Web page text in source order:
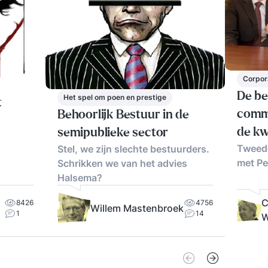
8426
1
Het spel om poen en prestige
Behoorlijk Bestuur in de
semipublieke sector
Stel, we zijn slechte bestuurders.
Schrikken we van het advies
Halsema?
Willem Mastenbroek
4756
14
De
de
niet
met